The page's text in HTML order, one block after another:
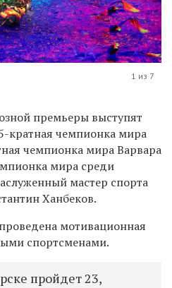
1 из 7
премьеры выступят
кратная чемпионка мира
чемпионка мира Варвара
мира среди
мастер спорта
Ханбеков.
мотивационная
спортсменами.
пройдет 23,